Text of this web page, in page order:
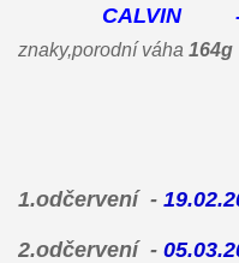
CALVIN
znaky,porodní váha 164g
1.odčervení -
2.odčervení -